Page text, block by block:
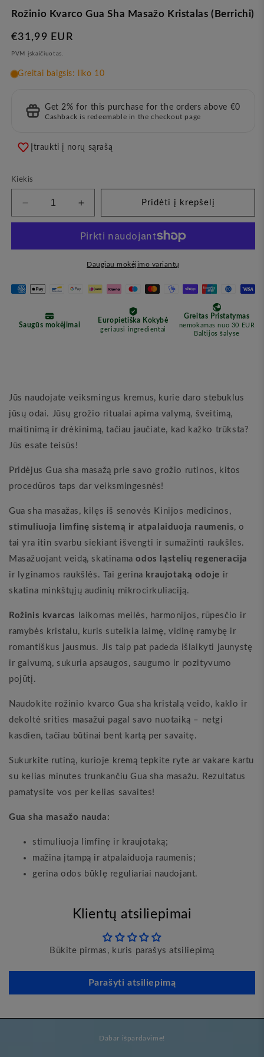
Rožinio Kvarco Gua Sha Masažo Kristalas (Berrichi)
Įprasta
kaina
€31,99 EUR
PVM įskaičiuotas.
Get 2% for this purchase for the orders above €0
Cashback is redeemable in the checkout page
Įtraukti į norų sąrašą
Kiekis
Sumažinkite
kiekį
Masažo
Kristalas
Padidinkite
kiekį
Rožinio
Sha
Masažo
Kristalas
Pridėti į krepšelį
Daugiau mokėjimo variantų
Jūs naudojate veiksmingus kremus, kurie daro stebuklus
jūsų odai. Jūsų grožio ritualai apima valymą, šveitimą,
maitinimą ir drėkinimą, tačiau jaučiate, kad kažko trūksta?
Jūs esate teisūs!
Pridėjus Gua sha masažą prie savo grožio rutinos, kitos
procedūros taps dar veiksmingesnės!
Gua sha masažas, kilęs iš senovės Kinijos medicinos,
stimuliuoja limfinę sistemą ir atpalaiduoja raumenis, o
tai yra itin svarbu siekiant išvengti ir sumažinti raukšles.
Masažuojant veidą, skatinamaodos ląstelių regeneracija
ir lyginamos raukšlės. Tai gerina kraujotaką odoje ir
skatina minkštųjų audinių mikrocirkuliaciją.
Rožinis kvarcas
laikomas meilės, harmonijos, rūpesčio ir
ramybės kristalu, kuris suteikia laimę, vidinę ramybę ir
romantiškus jausmus. Jis taip pat padeda išlaikyti jaunystę
ir gaivumą, sukuria apsaugos, saugumo ir pozityvumo
pojūtį.
Naudokite rožinio kvarco Gua sha kristalą veido, kaklo ir
dekoltė srities masažui pagal savo nuotaiką – netgi
kasdien, tačiau būtinai bent kartą per savaitę.
Sukurkite rutiną, kurioje kremą tepkite ryte ar vakare kartu
su kelias minutes trunkančiu Gua sha masažu. Rezultatus
pamatysite vos per kelias savaites!
Gua sha masažo nauda:
stimuliuoja limfinę ir kraujotaką;
mažina įtampą ir atpalaiduoja raumenis;
gerina odos būklę reguliariai naudojant.
Klientų atsiliepimai
Būkite pirmas, kuris parašys atsiliepimą
Parašyti atsiliepimą
Dabar išpardavime!